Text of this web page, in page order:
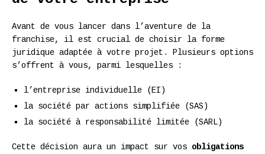
Avant de vous lancer dans l’aventure de la
franchise, il est crucial de choisir la forme
juridique adaptée à votre projet. Plusieurs options
s’offrent à vous, parmi lesquelles :
l’entreprise individuelle (EI)
la société par actions simplifiée (SAS)
la société à responsabilité limitée (SARL)
Cette décision aura un impact sur vos obligations